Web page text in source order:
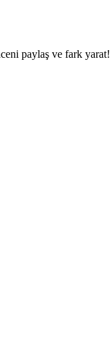
paylaş ve fark yarat!